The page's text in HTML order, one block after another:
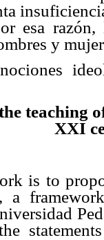
esa
y
nociones
teaching
XXI
is to
a